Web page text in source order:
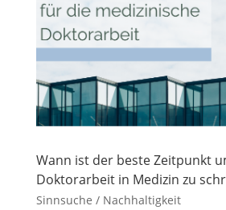
Wann ist der beste Zeitpunkt
Doktorarbeit in Medizin zu
Sinnsuche / Nachhaltigkeit